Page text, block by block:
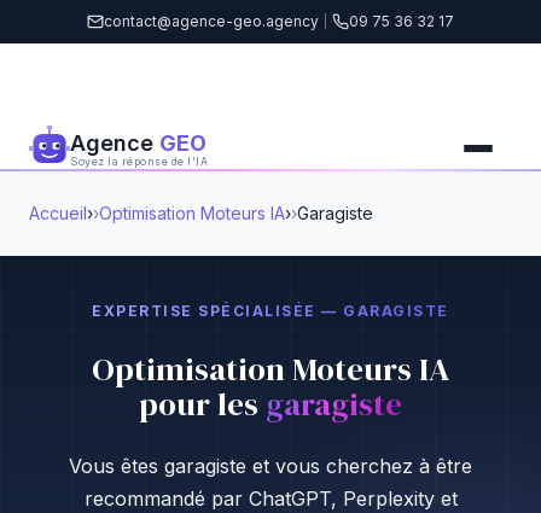
contact@agence-geo.agency 09 75 36 32 17
Agence GEO
Soyez la réponse de l'IA
Accueil› Optimisation Moteurs IA› Garagiste
EXPERTISE SPÉCIALISÉE — GARAGISTE
Optimisation Moteurs IA
pour les garagiste
Vous êtes garagiste et vous cherchez à être
recommandé par ChatGPT, Perplexity et